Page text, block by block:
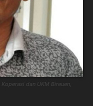
dan UKM Bireuen,